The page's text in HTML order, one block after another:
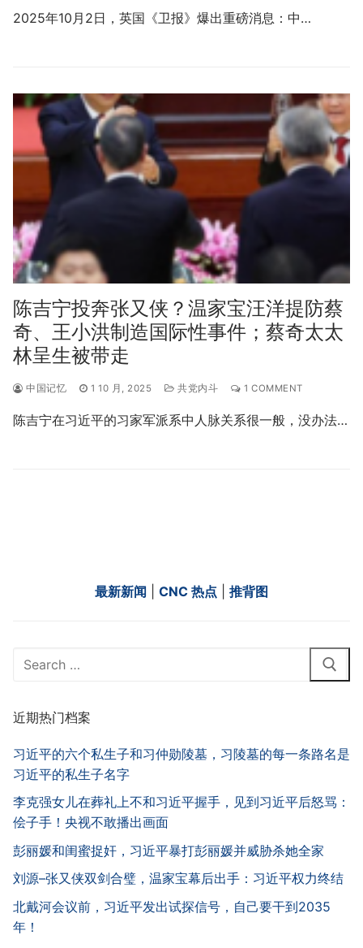
2025年10月2日，英国《卫报》爆出重磅消息：中…
陈吉宁投奔张又侠？温家宝汪洋提防蔡
奇、王小洪制造国际性事件；蔡奇太太
林呈生被带走
中国记忆 1 10 月, 2025 共党内斗 1 COMMENT
陈吉宁在习近平的习家军派系中人脉关系很一般，没办法…
最新新闻 CNC 热点 推背图
Search
近期热门档案
习近平的六个私生子和习仲勋陵墓，习陵墓的每一条路名是
习近平的私生子名字
李克强女儿在葬礼上不和习近平握手，见到习近平后怒骂：
侩子手！央视不敢播出画面
彭丽媛和闺蜜捉奸，习近平暴打彭丽媛并威胁杀她全家
刘源–张又侠双剑合璧，温家宝幕后出手：习近平权力终结
北戴河会议前，习近平发出试探信号，自己要干到2035
年！